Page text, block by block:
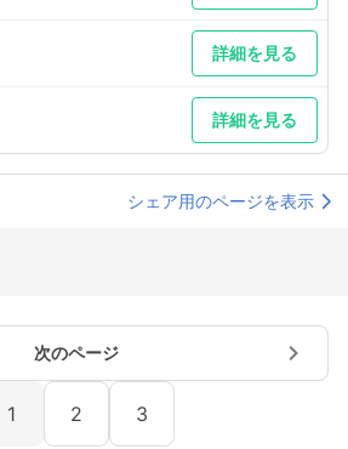
詳細を見る
詳細を見る
シェア用のページを表示
次のページ
1 2 3